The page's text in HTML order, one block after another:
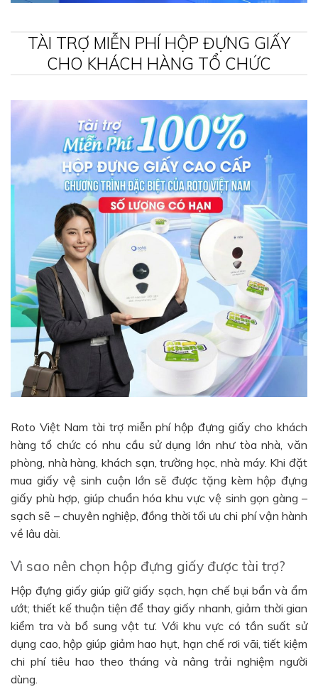
TÀI TRỢ MIỄN PHÍ HỘP ĐỰNG GIẤY
CHO KHÁCH HÀNG TỔ CHỨC
Roto Việt Nam tài trợ miễn phí hộp đựng giấy cho khách
hàng tổ chức có nhu cầu sử dụng lớn như tòa nhà, văn
phòng, nhà hàng, khách sạn, trường học, nhà máy. Khi đặt
mua giấy vệ sinh cuộn lớn sẽ được tặng kèm hộp đựng
giấy phù hợp, giúp chuẩn hóa khu vực vệ sinh gọn gàng –
sạch sẽ – chuyên nghiệp, đồng thời tối ưu chi phí vận hành
về lâu dài.
Vì sao nên chọn hộp đựng giấy được tài trợ?
Hộp đựng giấy giúp giữ giấy sạch, hạn chế bụi bẩn và ẩm
ướt; thiết kế thuận tiện để thay giấy nhanh, giảm thời gian
kiểm tra và bổ sung vật tư. Với khu vực có tần suất sử
dụng cao, hộp giúp giảm hao hụt, hạn chế rơi vãi, tiết kiệm
chi phí tiêu hao theo tháng và nâng trải nghiệm người
dùng.